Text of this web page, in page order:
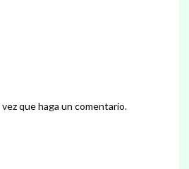
que haga un comentario.